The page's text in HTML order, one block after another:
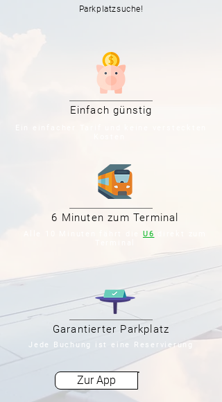
Parkplatzsuche!
Einfach günstig
6 Minuten zum Terminal
U6
Garantierter Parkplatz
Jede Buchung ist eine Reservierung
Zur App